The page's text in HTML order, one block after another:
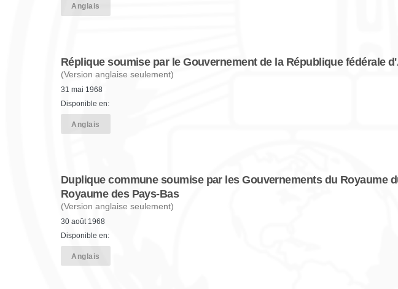
Anglais
Réplique soumise par le Gouvernement de la République fédérale
(Version anglaise seulement)
31 mai 1968
Disponible en:
Anglais
Duplique commune soumise par les Gouvernements du Royaume
Royaume des Pays-Bas
(Version anglaise seulement)
30 août 1968
Disponible en:
Anglais